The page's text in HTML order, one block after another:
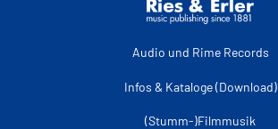
Audio und Rime Records
Infos & Kataloge (Download)
(Stumm-)Filmmusik